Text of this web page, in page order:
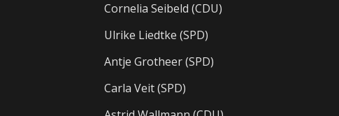
Cornelia Seibeld (CDU)
Ulrike Liedtke (SPD)
Antje Grotheer (SPD)
Carla Veit (SPD)